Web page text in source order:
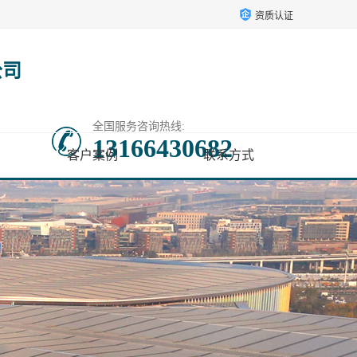
资质认证
全国服务咨询热线:
13166430682
客户案例 联系方式